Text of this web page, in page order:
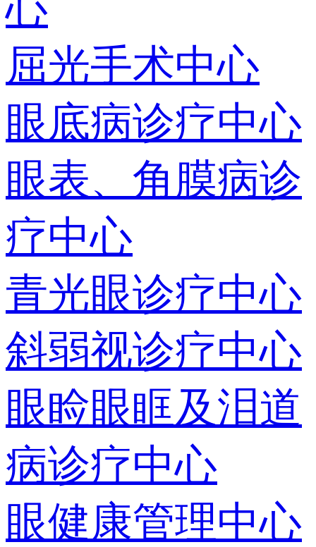
屈光手术中心
眼底病诊疗中心
眼表、角膜病诊
疗中心
青光眼诊疗中心
斜弱视诊疗中心
眼睑眼眶及泪道
病诊疗中心
眼健康管理中心